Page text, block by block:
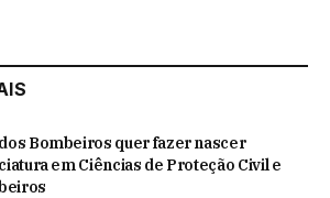
Bombeiros quer fazer nascer
em Ciências de Proteção Civil e